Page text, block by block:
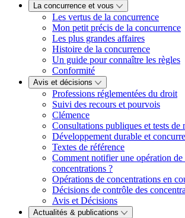
La concurrence et vous
Les vertus de la concurrence
Mon petit précis de la concurrence
Les plus grandes affaires
Histoire de la concurrence
Un guide pour connaître les règles
Conformité
Avis et décisions
Professions réglementées du droit
Suivi des recours et pourvois
Clémence
Consultations publiques et tests de
Développement durable et
Textes de référence
Comment notifier une opération de
concentrations ?
Opérations de concentrations en
Décisions de contrôle des
Avis et Décisions
Actualités & publications